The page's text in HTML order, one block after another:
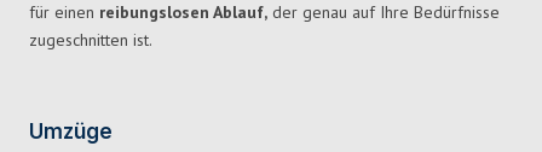
für einen reibungslosen Ablauf, der genau auf Ihre Bedürfnisse
zugeschnitten ist.
Umzüge